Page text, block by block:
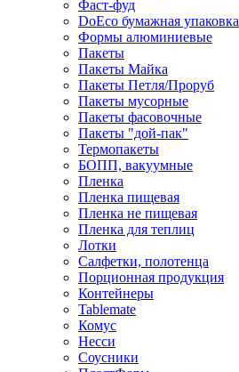
Фаст-фуд
DoEco бумажная упаковка
Формы алюминиевые
Пакеты
Пакеты Майка
Пакеты Петля/Проруб
Пакеты мусорные
Пакеты фасовочные
Пакеты "дой-пак"
Термопакеты
БОПП, вакуумные
Пленка
Пленка пищевая
Пленка не пищевая
Пленка для теплиц
Лотки
Салфетки, полотенца
Порционная продукция
Контейнеры
Tablemate
Комус
Несси
Соусники